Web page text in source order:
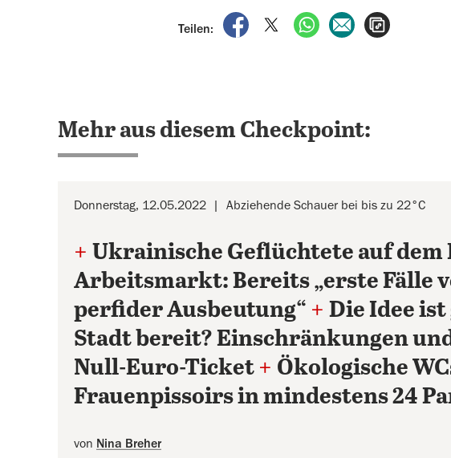
Teilen:
auf Facebook teilen
auf X teilenper WhatsApp teilen
per E-Mail teilen
Mehr aus diesem Checkpoint:
Donnerstag, 12.05.2022 Abziehende Schauer bei bis zu 22°C
+ Ukrainische Geflüchtete auf
Arbeitsmarkt: Bereits „erste Fälle
perfider Ausbeutung“ + Die Idee
Stadt bereit? Einschränkungen
Null-Euro-Ticket + Ökologische
Frauenpissoirs in mindestens 24
von Nina Breher